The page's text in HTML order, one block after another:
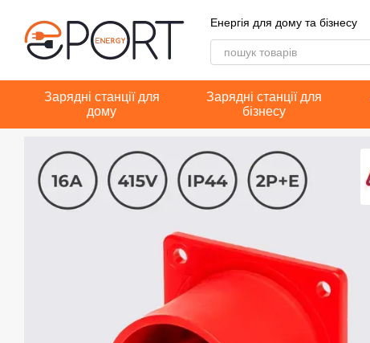
Енергія для дому та бізнесу
Зарядні станції для
дому
Зарядні станції для
бізнесу